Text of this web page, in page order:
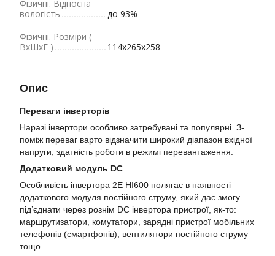
Фізичні. Відносна
вологість
до 93%
Фізичні. Розміри (
ВхШхГ )
114x265x258
Опис
Переваги інверторів
Наразі інвертори особливо затребувані та популярні. З-
поміж переваг варто відзначити широкий діапазон вхідної
напруги, здатність роботи в режимі перевантаження.
Додатковий модуль DC
Особливість інвертора 2E HI600 полягає в наявності
додаткового модуля постійного струму, який дає змогу
під’єднати через рознім DC інвертора пристрої, як-то:
маршрутизатори, комутатори, зарядні пристрої мобільних
телефонів (смартфонів), вентилятори постійного струму
тощо.